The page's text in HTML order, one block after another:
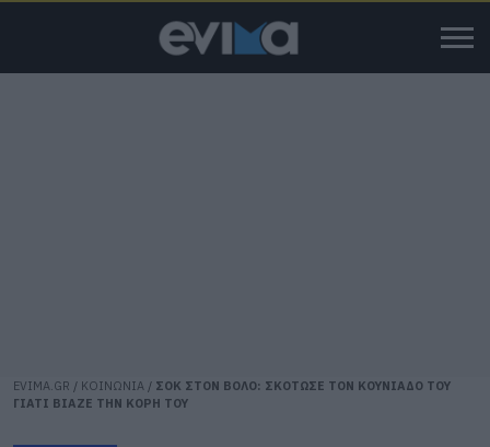
EVIMA.GR / ΚΟΙΝΩΝΙΑ / ΣΟΚ ΣΤΟΝ ΒΟΛΟ: ΣΚΟΤΩΣΕ ΤΟΝ ΚΟΥΝΙΑΔΟ ΤΟΥ
ΓΙΑΤΙ ΒΙΑΖΕ ΤΗΝ ΚΟΡΗ ΤΟΥ